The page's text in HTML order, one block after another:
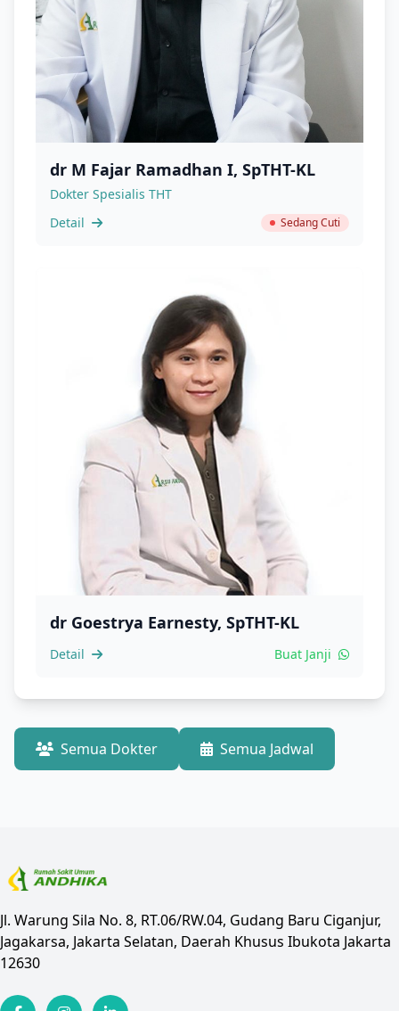
dr M Fajar Ramadhan I, SpTHT-KL
Dokter Spesialis THT
Detail
Sedang Cuti
dr Goestrya Earnesty, SpTHT-KL
Detail Buat Janji
Semua Dokter Semua Jadwal
Jl. Warung Sila No. 8, RT.06/RW.04, Gudang Baru Ciganjur,
Jagakarsa, Jakarta Selatan, Daerah Khusus Ibukota Jakarta
12630